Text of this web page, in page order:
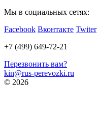
Мы в социальных сетях:
Facebook Вконтакте Twiter
+7 (499) 649-72-21
Перезвонить вам?
kin@rus-perevozki.ru
© 2026